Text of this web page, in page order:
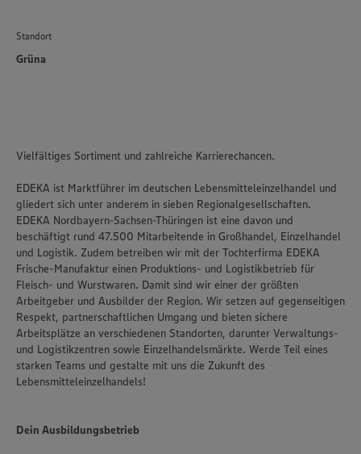
Standort
Grüna
Vielfältiges Sortiment und zahlreiche Karrierechancen.
EDEKA ist Marktführer im deutschen Lebensmitteleinzelhandel und
gliedert sich unter anderem in sieben Regionalgesellschaften.
EDEKA Nordbayern-Sachsen-Thüringen ist eine davon und
beschäftigt rund 47.500 Mitarbeitende in Großhandel, Einzelhandel
und Logistik. Zudem betreiben wir mit der Tochterfirma EDEKA
Frische-Manufaktur einen Produktions- und Logistikbetrieb für
Fleisch- und Wurstwaren. Damit sind wir einer der größten
Arbeitgeber und Ausbilder der Region. Wir setzen auf gegenseitigen
Respekt, partnerschaftlichen Umgang und bieten sichere
Arbeitsplätze an verschiedenen Standorten, darunter Verwaltungs-
und Logistikzentren sowie Einzelhandelsmärkte. Werde Teil eines
starken Teams und gestalte mit uns die Zukunft des
Lebensmitteleinzelhandels!
Dein Ausbildungsbetrieb